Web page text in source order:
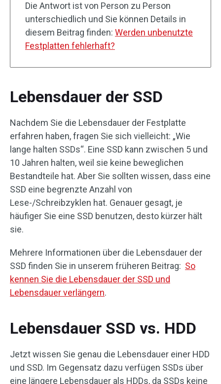
Die Antwort ist von Person zu Person
unterschiedlich und Sie können Details in
diesem Beitrag finden: Werden unbenutzte
Festplatten fehlerhaft?
Lebensdauer der SSD
Nachdem Sie die Lebensdauer der Festplatte
erfahren haben, fragen Sie sich vielleicht: „Wie
lange halten SSDs“. Eine SSD kann zwischen 5 und
10 Jahren halten, weil sie keine beweglichen
Bestandteile hat. Aber Sie sollten wissen, dass eine
SSD eine begrenzte Anzahl von
Lese-/Schreibzyklen hat. Genauer gesagt, je
häufiger Sie eine SSD benutzen, desto kürzer hält
sie.
Mehrere Informationen über die Lebensdauer der
SSD finden Sie in unserem früheren Beitrag: So
kennen Sie die Lebensdauer der SSD und
Lebensdauer verlängern.
Lebensdauer SSD vs. HDD
Jetzt wissen Sie genau die Lebensdauer einer HDD
und SSD. Im Gegensatz dazu verfügen SSDs über
eine längere Lebensdauer als HDDs, da SSDs keine